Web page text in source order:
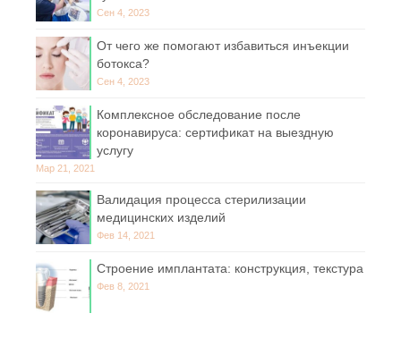
Сен 4, 2023
От чего же помогают избавиться инъекции
ботокса?
Сен 4, 2023
Комплексное обследование после
коронавируса: сертификат на выездную
услугу
Мар 21, 2021
Валидация процесса стерилизации
медицинских изделий
Фев 14, 2021
Строение имплантата: конструкция, текстура
Фев 8, 2021